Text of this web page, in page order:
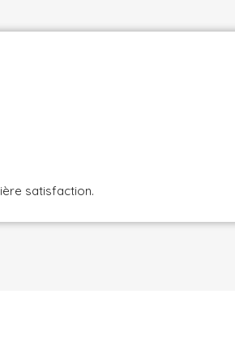
satisfaction.